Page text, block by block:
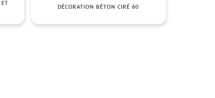
DÉCORATION BÉTON CIRÉ 60